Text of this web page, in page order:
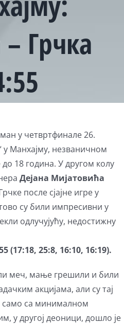
Грчка
у четвртфинале 26.
у Манхајму, незваничном
18 година. У другом колу
Дејана Мијатовића
после сјајне игре у
су били импресивни у
одлучујућу, недостижну
(17:18, 25:8, 16:10, 16:19).
меч, мање грешили и били
акцијама, али су тај
само са минималном
у другој деоници, дошло је